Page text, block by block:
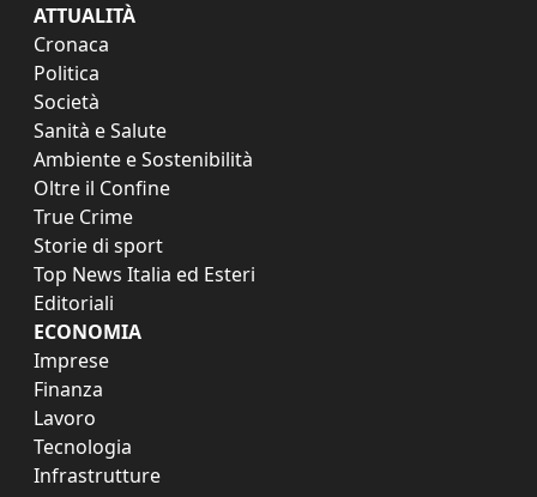
ATTUALITÀ
Cronaca
Politica
Società
Sanità e Salute
Ambiente e Sostenibilità
Oltre il Confine
True Crime
Storie di sport
Top News Italia ed Esteri
Editoriali
ECONOMIA
Imprese
Finanza
Lavoro
Tecnologia
Infrastrutture